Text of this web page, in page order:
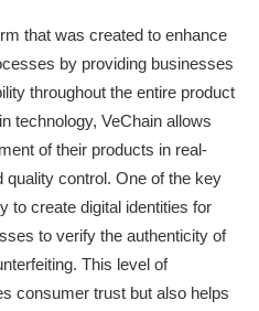
that was created to enhance
by providing businesses
throughout the entire product
technology, VeChain allows
of their products in real-
quality control. One of the key
to create digital identities for
to verify the authenticity of
This level of
consumer trust but also helps